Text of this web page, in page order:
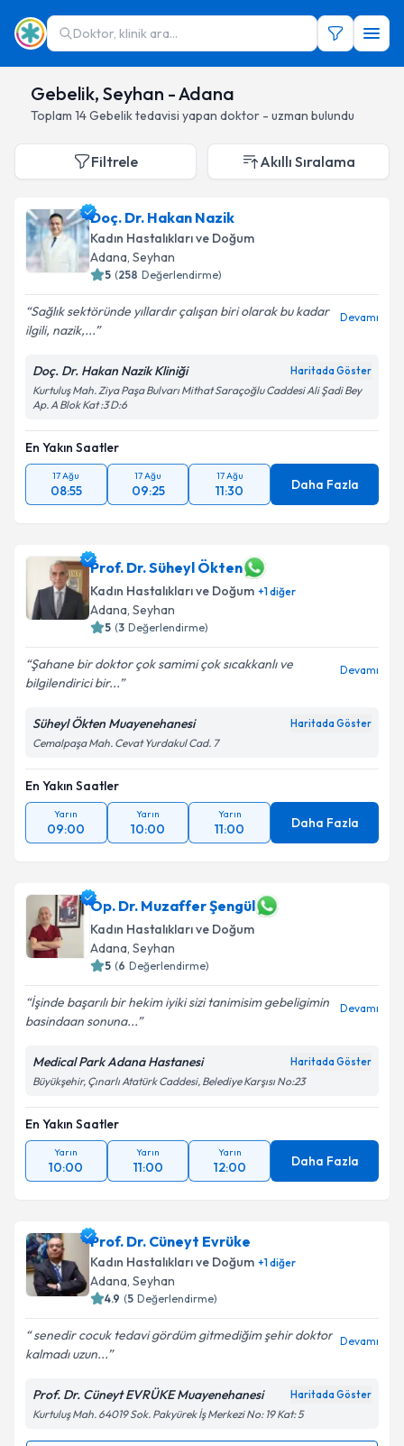
Doktor, klinik ara...
Gebelik, Seyhan - Adana
Toplam 14Gebeliktedavisi yapan doktor - uzman bulundu
Filtrele Akıllı Sıralama
Doç. Dr. Hakan Nazik
Kadın Hastalıkları ve Doğum
Adana, Seyhan
5 (258 Değerlendirme)
Sağlık sektöründe yıllardır çalışan biri olarak bu kadar
ilgili, nazik,...
Devamı
Doç. Dr. Hakan Nazik Kliniği Haritada Göster
Kurtuluş Mah. Ziya Paşa Bulvarı Mithat Saraçoğlu Caddesi Ali Şadi Bey
Ap. A Blok Kat :3 D:6
En Yakın Saatler
17 Ağu
08:55
17 Ağu
09:25
17 Ağu
11:30 Daha Fazla
Prof. Dr. Süheyl Ökten
Kadın Hastalıkları ve Doğum +1diğer
Adana, Seyhan
5 (3 Değerlendirme)
Şahane bir doktor çok samimi çok sıcakkanlı ve
bilgilendirici bir...
Devamı
Süheyl Ökten Muayenehanesi Haritada Göster
Cemalpaşa Mah. Cevat Yurdakul Cad. 7
En Yakın Saatler
Yarın
09:00
Yarın
10:00
Yarın
11:00 Daha Fazla
Op. Dr. Muzaffer Şengül
Kadın Hastalıkları ve Doğum
Adana, Seyhan
5 (6 Değerlendirme)
İşinde başarılı bir hekim iyiki sizi tanimisim gebeligimin
basindaan sonuna...
Devamı
Medical Park Adana Hastanesi Haritada Göster
Büyükşehir, Çınarlı Atatürk Caddesi, Belediye Karşısı No:23
En Yakın Saatler
Yarın
10:00
Yarın
11:00
Yarın
12:00 Daha Fazla
Prof. Dr. Cüneyt Evrüke
Kadın Hastalıkları ve Doğum +1diğer
Adana, Seyhan
4.9 (5 Değerlendirme)
senedir cocuk tedavi gördüm gitmediğim şehir doktor
kalmadı uzun...
Devamı
Prof. Dr. Cüneyt EVRÜKE Muayenehanesi Haritada Göster
Kurtuluş Mah. 64019 Sok. Pakyürek İş Merkezi No: 19 Kat: 5